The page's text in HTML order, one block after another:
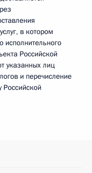
в котором
исполнительного
Российской
указанных лиц
и перечисление
Российской